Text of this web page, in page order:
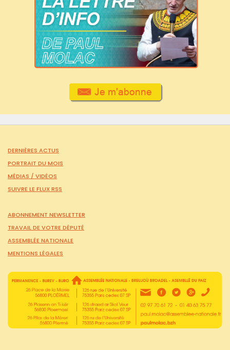
DERNIÈRES ACTUS
PORTRAIT DU MOIS
MÉDIAS / VIDÉOS
SUIVRE LE FLUX RSS
ABONNEMENT NEWSLETTER
TRAVAIL DE VOTRE DÉPUTÉ
ASSEMBLÉE NATIONALE
MENTIONS LÉGALES